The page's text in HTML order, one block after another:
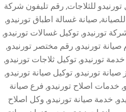
تورنيدو للثلاجات, رقم تليفون شركة
صيانة غسالة اطباق تورنيدو,
تورنيدو, توكيل غسالات تورنيدو,
صيانة تورنيدو, رقم مختصر تورنيدو,
تورنيدو, توكيل ثلاجات تورنيدو,
تورنيدو, توكيل صيانة تورنيدو,
خدمات اصلاح تورنيدو, فرع صيانة
خدمة صيانة تورنيدو, وكل اصلاح